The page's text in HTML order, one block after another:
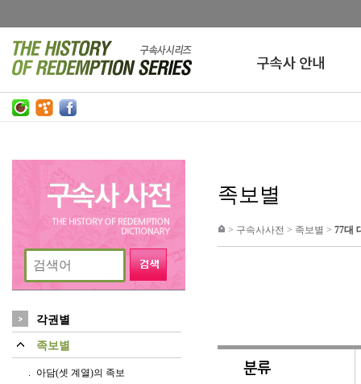
각권별
족보별
아담(셋 계열)의 족보
족보별
> 구속사사전 > 족보별 > 77대
분류